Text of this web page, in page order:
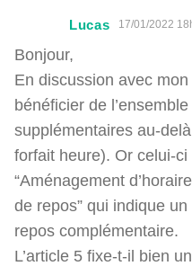
Lucas 17/01/2022
Bonjour,
En discussion avec
bénéficier de
supplémentaires au-
forfait heure). Or celui-ci
“Aménagement
de repos” qui indique
repos complémentaire.
L’article 5 fixe-t-il bien